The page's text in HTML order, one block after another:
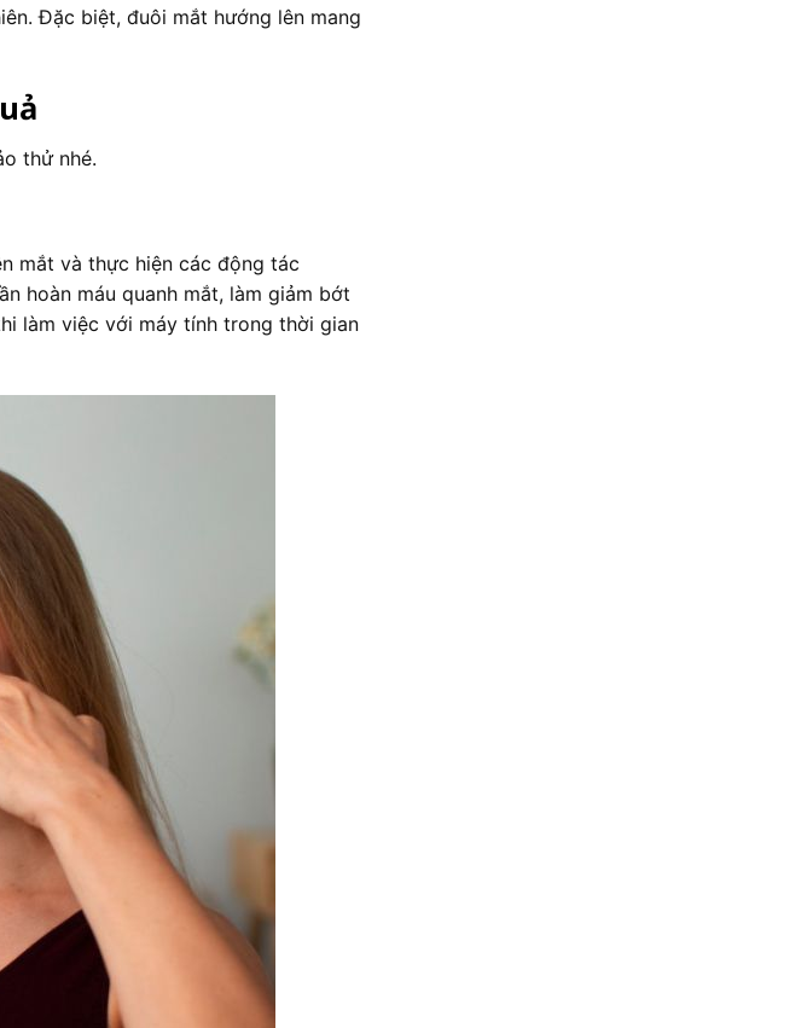
Đặc biệt, đuôi mắt hướng lên mang
thử nhé.
mắt và thực hiện các động tác
hoàn máu quanh mắt, làm giảm bớt
làm việc với máy tính trong thời gian